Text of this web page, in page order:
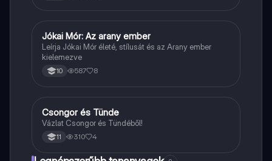
Magyar
Jókai Mór: Az arany ember
Leírja Jókai Mór életé, stílusát és az Arany ember
kielemezve
10 587 8
Magyar
Csongor és Tünde
Vázlat Csongor és Tündéből!
11 310 4